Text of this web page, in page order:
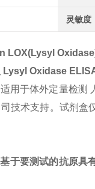
灵敏度
LOX(Lysyl
Lysyl Oxidase
用于体外定量检测
技术支持。试剂
于要测试的抗原